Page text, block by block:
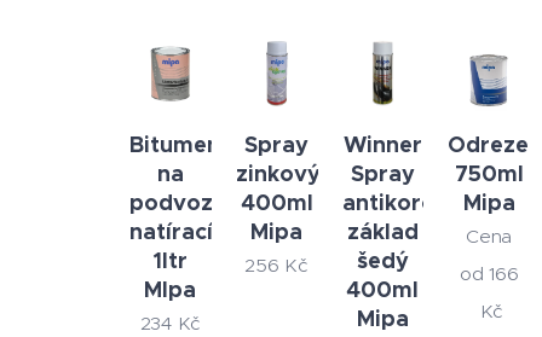
Bitumen
na
podvozek
natírací
1ltr
MIpa
234Kč
Spray
zinkový
400ml
Mipa
256 Kč
Winner
Spray
antikorozní
základ
šedý
400ml
Mipa
750ml
Mipa
Cena
od166
Kč